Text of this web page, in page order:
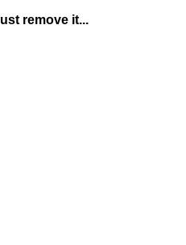
remove it...